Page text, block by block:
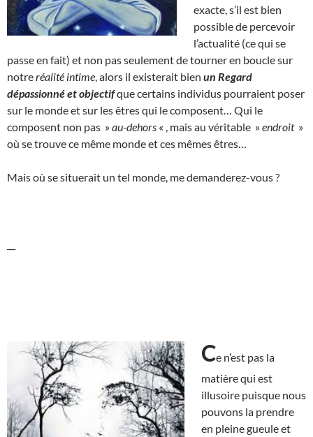
exacte, s’il est bien
possible de percevoir
l’actualité (ce qui se
passe en fait) et non pas seulement de tourner en boucle sur
notreréalité intime , alors il existerait bien un Regard
dépassionné et objectifque certains individus pourraient poser
sur le monde et sur les êtres qui le composent… Qui le
composent non pas »au-dehors « , mais au véritable »endroit »
où se trouve ce même monde et ces mêmes êtres…
Mais où se situerait un tel monde, me demanderez-vous ?
Ce n’est pas la
matière qui est
illusoire puisque nous
pouvons la prendre
en pleine gueule et